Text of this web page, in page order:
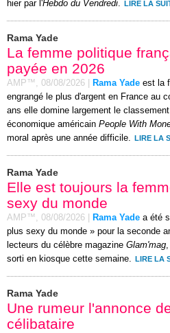
hier par l'Hebdo du Vendredi. LIRE LA
Rama Yade
La femme politique
payée en 2026
AMP™, 08/08/2026 Rama Yade est la
engrangé le plus d'argent en France au
ans elle domine largement le
économique américain People With
moral après une année difficile.
LIRE LA
Rama Yade
Elle est toujours la
sexy du monde
AMP™, 08/08/2026 Rama Yade a été
plus sexy du monde » pour la seconde
lecteurs du célèbre magazine Glam'mag
sorti en kiosque cette semaine.
LIRE LA
Rama Yade
Une rumeur l'annonce
célibataire